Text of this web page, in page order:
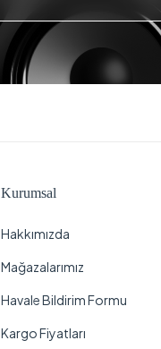
Kurumsal
Hakkımızda
Mağazalarımız
Havale Bildirim Formu
Kargo Fiyatları